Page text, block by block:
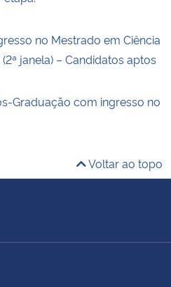
no Mestrado em Ciência
janela) – Candidatos aptos
Graduação com ingresso no
Voltar ao topo